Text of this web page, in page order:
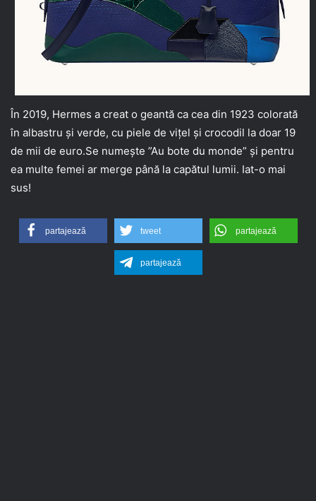
În 2019, Hermes a creat o geantă ca cea din 1923 colorată
în albastru și verde, cu piele de vițel și crocodil la doar 19
de mii de euro.Se numește ”Au bote du monde” și pentru
ea multe femei ar merge până la capătul lumii. Iat-o mai
sus!
partajează tweet partajează
partajează